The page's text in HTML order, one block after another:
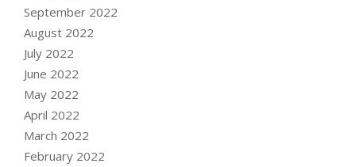
September 2022
August 2022
July 2022
June 2022
May 2022
April 2022
March 2022
February 2022